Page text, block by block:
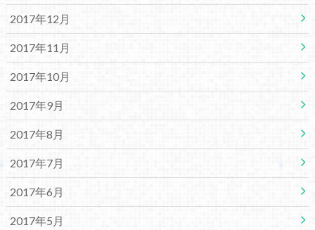
2017年12月
2017年11月
2017年10月
2017年9月
2017年8月
2017年7月
2017年6月
2017年5月